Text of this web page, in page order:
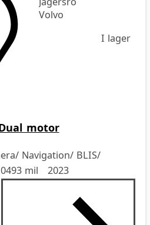
Volvo
I lager
motor
Navigation/ BLIS/
mil 2023